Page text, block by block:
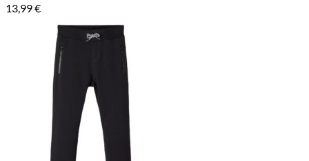
13,99€